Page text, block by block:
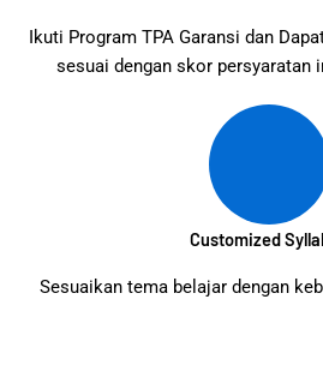
Ikuti Program TPA Garansi dan
sesuai dengan skor persyaratan
Customized
Sesuaikan tema belajar dengan